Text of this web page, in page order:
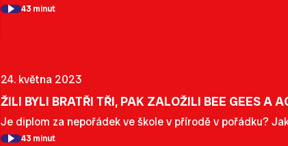
43 minut
24. května 2023
ŽILI BYLI BRATŘI TŘI, PAK ZALOŽILI BEE GEES A
Je diplom za nepořádek ve škole v přírodě v pořádku?
43 minut